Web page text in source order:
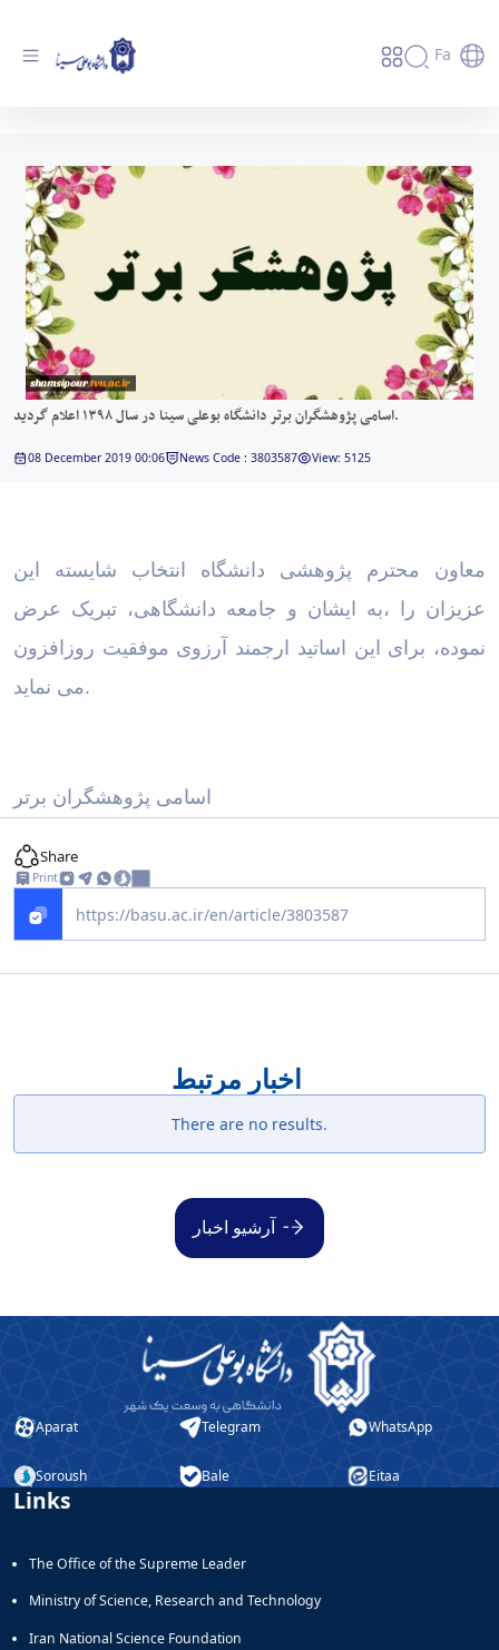
Fa
سال ۱۳۹۸ اعلام گردید. - دانشگاه بوعلی سینا
همدان
اسامی پژوهشگران برتر دانشگاه بوعلی سینا در سال ۱۳۹۸ اعلام گردید.
08 December 2019 00:06 News Code : 3803587 View: 5125
معاون محترم پژوهشی دانشگاه انتخاب شایسته این
عزیزان را ،به ایشان و جامعه دانشگاهی، تبریک عرض
نموده، برای این اساتید ارجمند آرزوی موفقیت روزافزون
می نماید.
اسامی پژوهشگران برتر
Share
Print
اخبار مرتبط
There are no results.
آرشیو اخبار
Aparat Telegram WhatsApp
Soroush Bale Eitaa
Links
The Office of the Supreme Leader
Ministry of Science, Research and Technology
Iran National Science Foundation